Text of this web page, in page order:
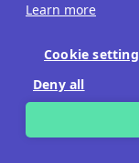
Anzeigen
Erweitere
mit
wie
Learn more
Cookie
Deny all